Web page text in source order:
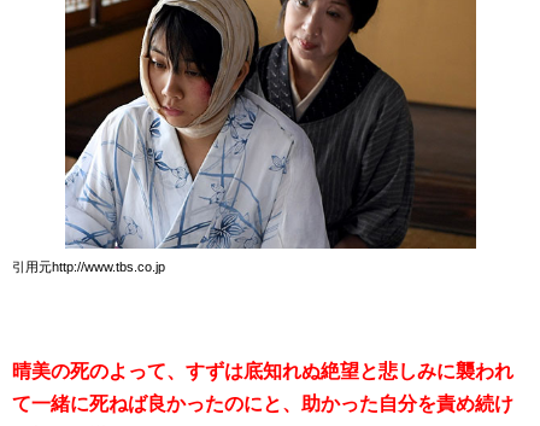
引用元http://www.tbs.co.jp
晴美の死のよって、すずは底知れぬ絶望と悲しみに襲われ
て一緒に死ねば良かったのにと、助かった自分を責め続け